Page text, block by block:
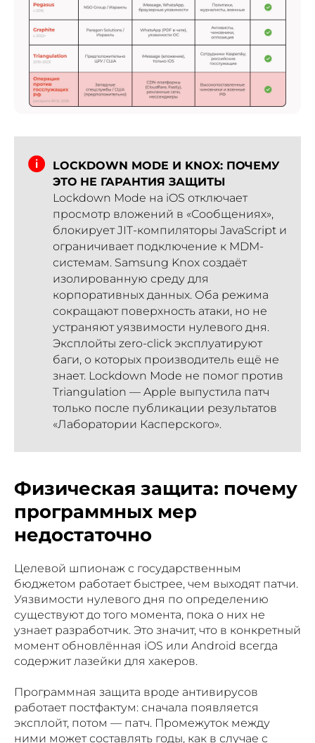
LOCKDOWN MODE И KNOX: ПОЧЕМУ
ЭТО НЕ ГАРАНТИЯ ЗАЩИТЫ
Lockdown Mode на iOS отключает
просмотр вложений в «Сообщениях»,
блокирует JIT-компиляторы JavaScript и
ограничивает подключение к MDM-
системам. Samsung Knox создаёт
изолированную среду для
корпоративных данных. Оба режима
сокращают поверхность атаки, но не
устраняют уязвимости нулевого дня.
Эксплойты zero-click эксплуатируют
баги, о которых производитель ещё не
знает. Lockdown Mode не помог против
Triangulation — Apple выпустила патч
только после публикации результатов
«Лаборатории Касперского».
Физическая защита: почему
программных мер
недостаточно
Целевой шпионаж с государственным
бюджетом работает быстрее, чем выходят патчи.
Уязвимости нулевого дня по определению
существуют до того момента, пока о них не
узнает разработчик. Это значит, что в конкретный
момент обновлённая iOS или Android всегда
содержит лазейки для хакеров.
Программная защита вроде антивирусов
работает постфактум: сначала появляется
эксплойт, потом — патч. Промежуток между
ними может составлять годы, как в случае с